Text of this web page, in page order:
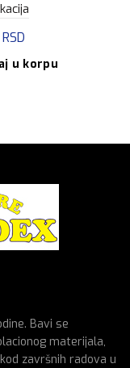
RSD
u korpu
Bavi se
materijala,
završnih radova u